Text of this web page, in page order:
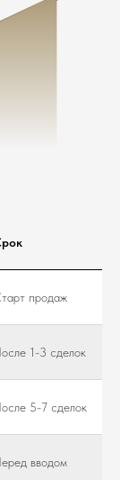
продаж
1-3 сделок
5-7 сделок
вводом